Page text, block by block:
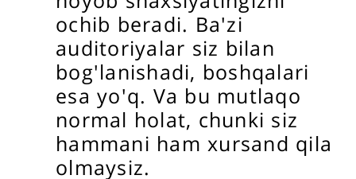
ochib beradi. Ba'zi
auditoriyalar siz bilan
bog'lanishadi, boshqalari
esa yo'q. Va bu mutlaqo
normal holat, chunki siz
hammani ham xursand qila
olmaysiz.